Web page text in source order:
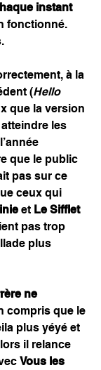
instant
fonctionné.
à la
(Hello
que la version
les
que le public
pas sur ce
ceux qui
et Le Sifflet
pas trop
plus
ne
compris que le
plus yéyé et
il relance
Vous les